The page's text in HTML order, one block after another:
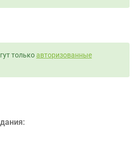
толькоавторизованные